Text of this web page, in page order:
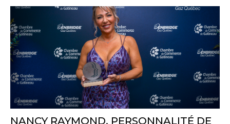
NANCY RAYMOND, PERSONNALITÉ DE